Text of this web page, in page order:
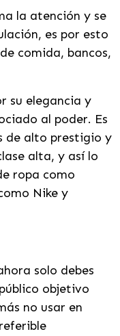
la atención y se
es por esto
comida, bancos,
su elegancia y
al poder. Es
de alto prestigio y
alta, y así lo
ropa como
Nike y
solo debes
objetivo
no usar en